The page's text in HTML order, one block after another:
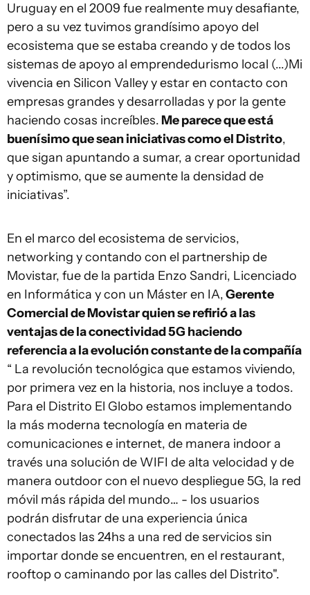
Uruguay en el 2009 fue realmente muy desafiante,
pero a su vez tuvimos grandísimo apoyo del
ecosistema que se estaba creando y de todos los
sistemas de apoyo al emprendedurismo local (...)Mi
vivencia en Silicon Valley y estar en contacto con
empresas grandes y desarrolladas y por la gente
haciendo cosas increíbles. Me parece que está
buenísimo que sean iniciativas como el Distrito,
que sigan apuntando a sumar, a crear oportunidad
y optimismo, que se aumente la densidad de
iniciativas”.
En el marco del ecosistema de servicios,
networking y contando con el partnership de
Movistar, fue de la partida Enzo Sandri, Licenciado
en Informática y con un Máster en IA,Gerente
Comercial de Movistar quien se refirió a las
ventajas de la conectividad 5G haciendo
referencia a la evolución constante de la compañía
“ La revolución tecnológica que estamos viviendo,
por primera vez en la historia, nos incluye a todos.
Para el Distrito El Globo estamos implementando
la más moderna tecnología en materia de
comunicaciones e internet, de manera indoor a
través una solución de WIFI de alta velocidad y de
manera outdoor con el nuevo despliegue 5G, la red
móvil más rápida del mundo… - los usuarios
podrán disfrutar de una experiencia única
conectados las 24hs a una red de servicios sin
importar donde se encuentren, en el restaurant,
rooftop o caminando por las calles del Distrito".